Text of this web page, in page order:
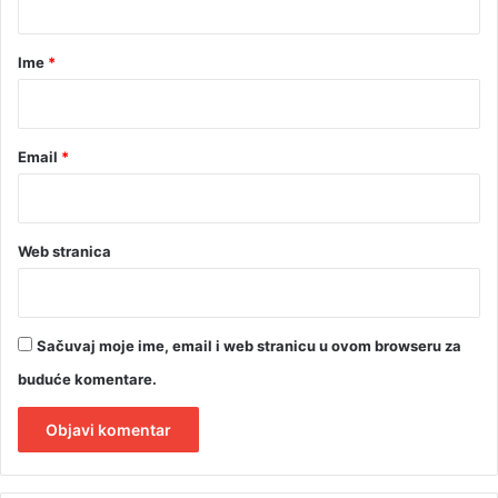
s
"
rIme *
Email *
Web stranica
Sačuvaj moje ime, email i web stranicu u ovom browseru za
buduće komentare.